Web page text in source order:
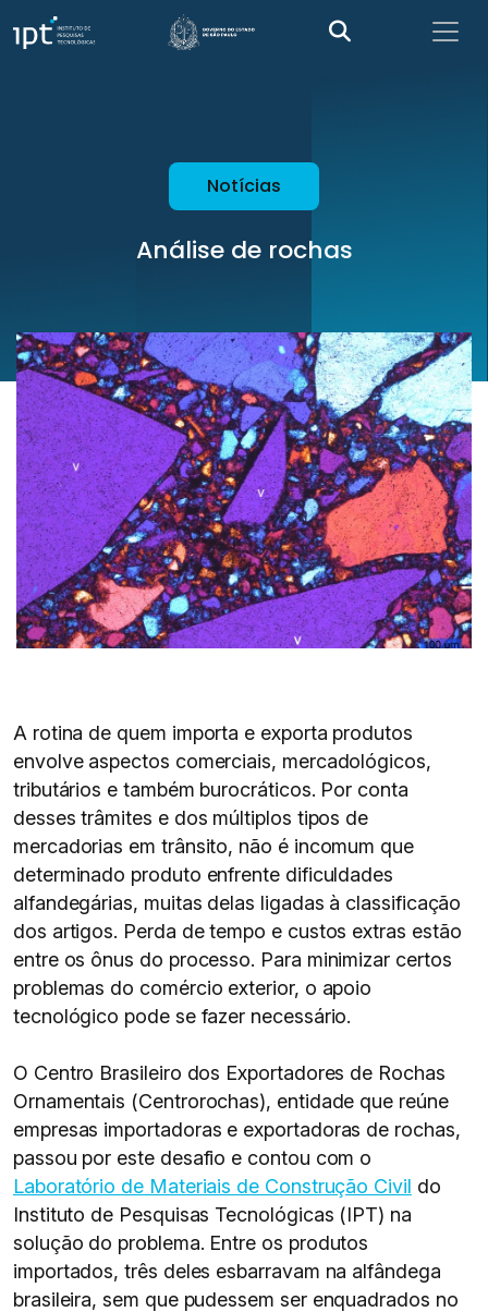
Notícias
Análise de rochas
A rotina de quem importa e exporta produtos
envolve aspectos comerciais, mercadológicos,
tributários e também burocráticos. Por conta
desses trâmites e dos múltiplos tipos de
mercadorias em trânsito, não é incomum que
determinado produto enfrente dificuldades
alfandegárias, muitas delas ligadas à classificação
dos artigos. Perda de tempo e custos extras estão
entre os ônus do processo. Para minimizar certos
problemas do comércio exterior, o apoio
tecnológico pode se fazer necessário.
O Centro Brasileiro dos Exportadores de Rochas
Ornamentais (Centrorochas), entidade que reúne
empresas importadoras e exportadoras de rochas,
passou por este desafio e contou com o
Laboratório de Materiais de Construção Civil do
Instituto de Pesquisas Tecnológicas (IPT) na
solução do problema. Entre os produtos
importados, três deles esbarravam na alfândega
brasileira, sem que pudessem ser enquadrados no